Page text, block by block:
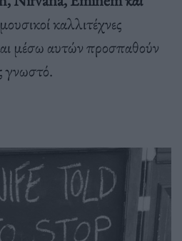
καλλιτέχνες
μέσω αυτών προσπαθούν
γνωστό.